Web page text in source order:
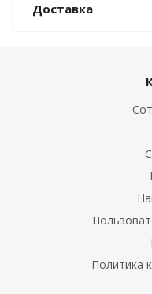
Доставка
Политика